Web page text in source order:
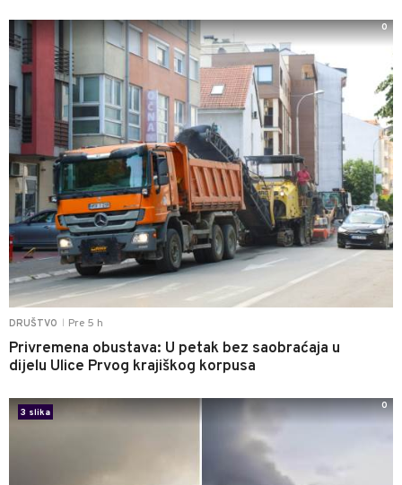
DRUŠTVO Pre 5 h
Privremena obustava: U petak bez saobraćaja u
dijelu Ulice Prvog krajiškog korpusa
0
3 slika
0